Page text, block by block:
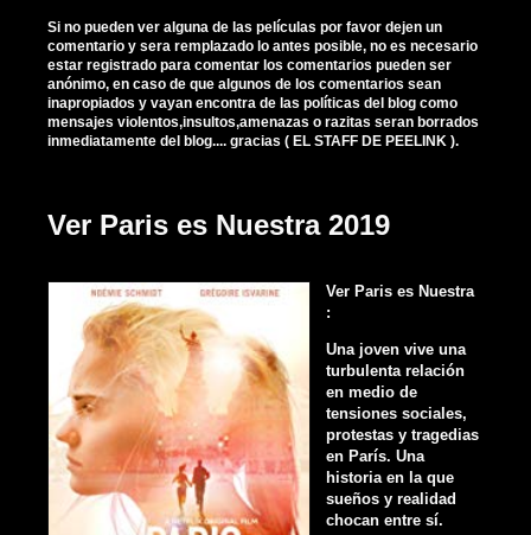
Si no pueden ver alguna de las películas por favor dejen un
comentario y sera remplazado lo antes posible, no es necesario
estar registrado para comentar los comentarios pueden ser
anónimo, en caso de que algunos de los comentarios sean
inapropiados y vayan encontra de las políticas del blog como
mensajes violentos,insultos,amenazas o razitas seran borrados
inmediatamente del blog.... gracias ( EL STAFF DE PEELINK ).
Ver Paris es Nuestra 2019
Ver Paris es Nuestra
:
Una joven vive una
turbulenta relación
en medio de
tensiones sociales,
protestas y tragedias
en París. Una
historia en la que
sueños y realidad
chocan entre sí.